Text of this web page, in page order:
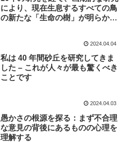
により、現在生息するすべての鳥
の新たな「生命の樹」が明らかに
2024.04.04
私は 40 年間砂丘を研究してきま
した – これが人々が最も驚くべき
ことです
2024.04.03
愚かさの根源を探る：まず不合理
な意見の背後にあるものの心理を
理解する